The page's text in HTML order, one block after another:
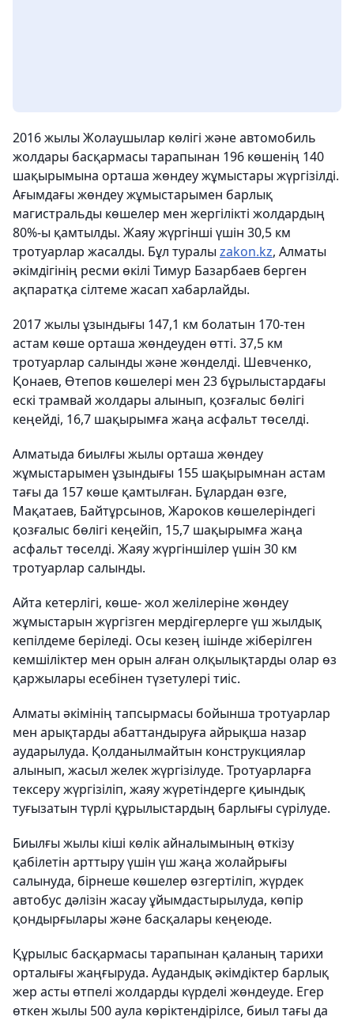
2016 жылы Жолаушылар көлігі және автомобиль
жолдары басқармасы тарапынан 196 көшенің 140
шақырымына орташа жөндеу жұмыстары жүргізілді.
Ағымдағы жөндеу жұмыстарымен барлық
магистральды көшелер мен жергілікті жолдардың
80%-ы қамтылды. Жаяу жүргінші үшін 30,5 км
тротуарлар жасалды. Бұл туралы zakon.kz, Алматы
әкімдігінің ресми өкілі Тимур Базарбаев берген
ақпаратқа сілтеме жасап хабарлайды.
2017 жылы ұзындығы 147,1 км болатын 170-тен
астам көше орташа жөндеуден өтті. 37,5 км
тротуарлар салынды және жөнделді. Шевченко,
Қонаев, Өтепов көшелері мен 23 бұрылыстардағы
ескі трамвай жолдары алынып, қозғалыс бөлігі
кеңейді, 16,7 шақырымға жаңа асфальт төселді.
Алматыда биылғы жылы орташа жөндеу
жұмыстарымен ұзындығы 155 шақырымнан астам
тағы да 157 көше қамтылған. Бұлардан өзге,
Мақатаев, Байтұрсынов, Жароков көшелеріндегі
қозғалыс бөлігі кеңейіп, 15,7 шақырымға жаңа
асфальт төселді. Жаяу жүргіншілер үшін 30 км
тротуарлар салынды.
Айта кетерлігі, көше- жол желілеріне жөндеу
жұмыстарын жүргізген мердігерлерге үш жылдық
кепілдеме беріледі. Осы кезең ішінде жіберілген
кемшіліктер мен орын алған олқылықтарды олар өз
қаржылары есебінен түзетулері тиіс.
Алматы әкімінің тапсырмасы бойынша тротуарлар
мен арықтарды абаттандыруға айрықша назар
аударылуда. Қолданылмайтын конструкциялар
алынып, жасыл желек жүргізілуде. Тротуарларға
тексеру жүргізіліп, жаяу жүретіндерге қиындық
туғызатын түрлі құрылыстардың барлығы сүрілуде.
Биылғы жылы кіші көлік айналымының өткізу
қабілетін арттыру үшін үш жаңа жолайрығы
салынуда, бірнеше көшелер өзгертіліп, жүрдек
автобус дәлізін жасау ұйымдастырылуда, көпір
қондырғылары және басқалары кеңеюде.
Құрылыс басқармасы тарапынан қаланың тарихи
орталығы жаңғыруда. Аудандық әкімдіктер барлық
жер асты өтпелі жолдарды күрделі жөндеуде. Егер
өткен жылы 500 аула көріктендірілсе, биыл тағы да